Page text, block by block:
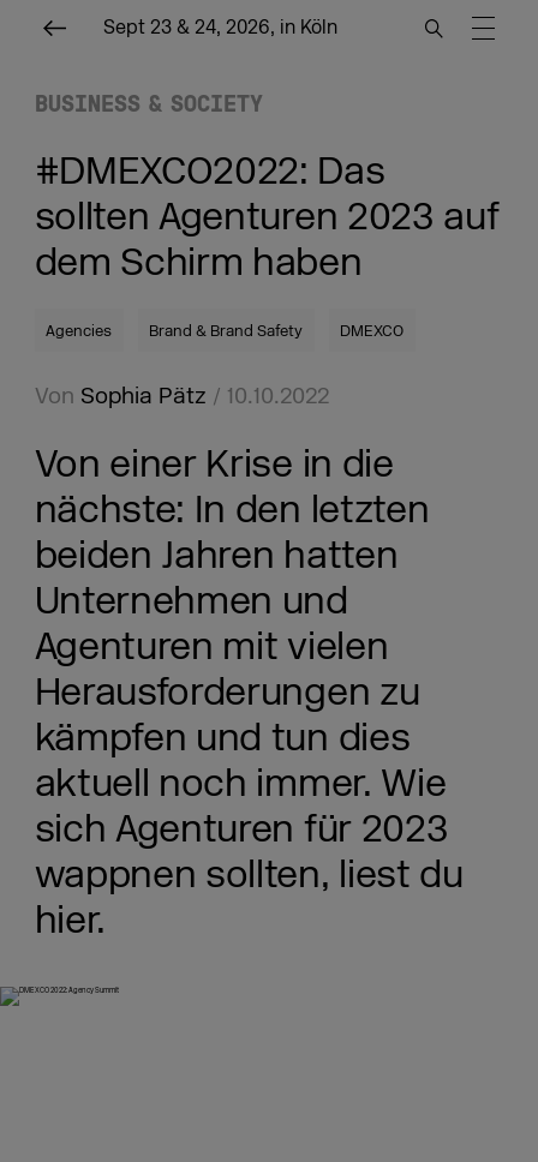
Sept 23 & 24, 2026, in Köln
BUSINESS & SOCIETY
#DMEXCO2022: Das
sollten Agenturen 2023 auf
dem Schirm haben
Agencies Brand & Brand Safety DMEXCO
Von Sophia Pätz / 10.10.2022
Von einer Krise in die
nächste: In den letzten
beiden Jahren hatten
Unternehmen und
Agenturen mit vielen
Herausforderungen zu
kämpfen und tun dies
aktuell noch immer. Wie
sich Agenturen für 2023
wappnen sollten, liest du
hier.